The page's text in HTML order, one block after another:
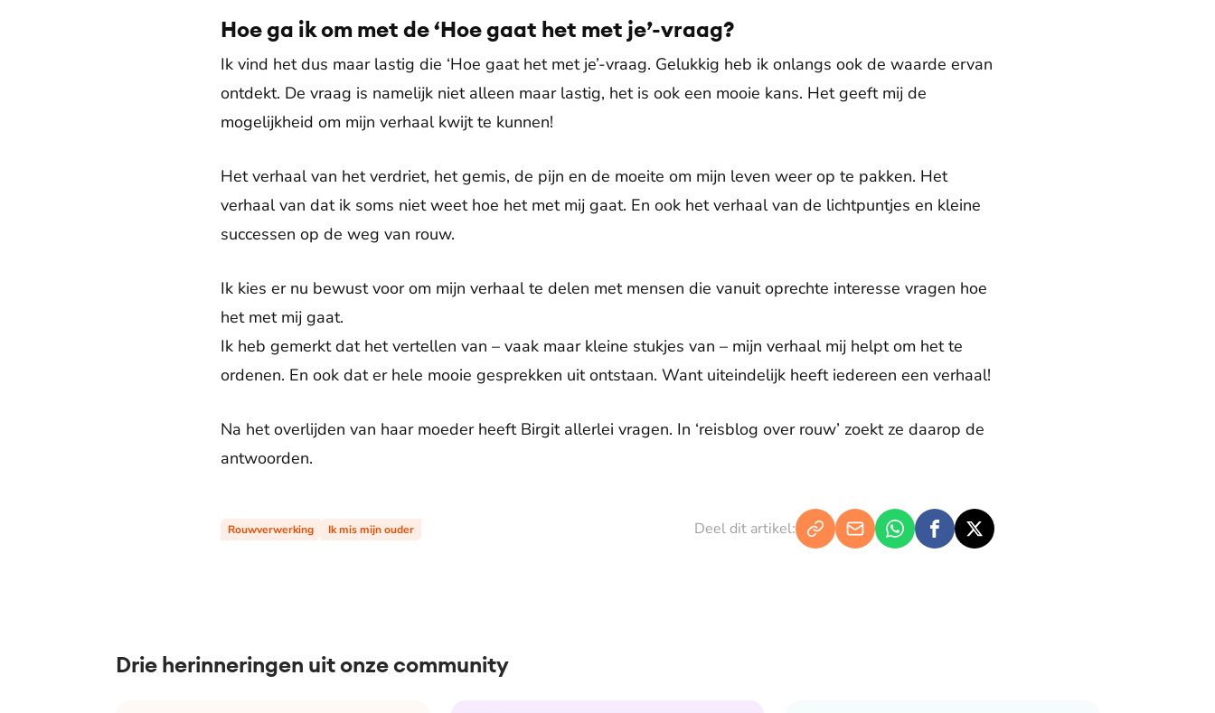
Hoe ga ik om met de ‘Hoe gaat het met je’-vraag?
Ik vind het dus maar lastig die ‘Hoe gaat het met je’-vraag. Gelukkig heb ik onlangs ook de waarde ervan
ontdekt. De vraag is namelijk niet alleen maar lastig, het is ook een mooie kans. Het geeft mij de
mogelijkheid om mijn verhaal kwijt te kunnen!
Het verhaal van het verdriet, het gemis, de pijn en de moeite om mijn leven weer op te pakken. Het
verhaal van dat ik soms niet weet hoe het met mij gaat. En ook het verhaal van de lichtpuntjes en kleine
successen op de weg van rouw.
Ik kies er nu bewust voor om mijn verhaal te delen met mensen die vanuit oprechte interesse vragen hoe
het met mij gaat.
Ik heb gemerkt dat het vertellen van – vaak maar kleine stukjes van – mijn verhaal mij helpt om het te
ordenen. En ook dat er hele mooie gesprekken uit ontstaan. Want uiteindelijk heeft iedereen een verhaal!
Na het overlijden van haar moeder heeft Birgit allerlei vragen. In ‘reisblog over rouw’ zoekt ze daarop de
antwoorden.
Rouwverwerking Ik mis mijn ouder Deel dit artikel:
Drie herinneringen uit onze community